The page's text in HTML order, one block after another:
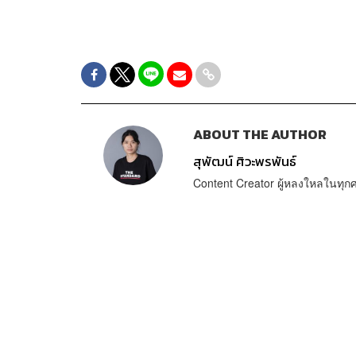
ABOUT THE AUTHOR
สุพัฒน์ ศิวะพรพันธ์
Content Creator ผู้หลงใหลใน